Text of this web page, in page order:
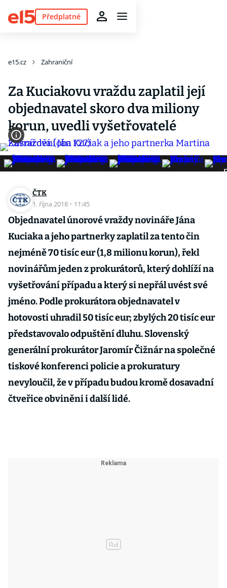
Předplatné
e15.cz Zahraniční
Za Kuciakovu vraždu zaplatil její
objednavatel skoro dva miliony
korun, uvedli vyšetřovatelé
ČTK
1. října 2018 · 11:45
Objednavatel únorové vraždy novináře Jána
Kuciaka a jeho partnerky zaplatil za tento čin
nejméně 70 tisíc eur (1,8 milionu korun), řekl
novinářům jeden z prokurátorů, který dohlíží na
vyšetřování případu a který si nepřál uvést své
jméno. Podle prokurátora objednavatel v
hotovosti uhradil 50 tisíc eur; zbylých 20 tisíc eur
představovalo odpuštění dluhu. Slovenský
generální prokurátor Jaromír Čižnár na společné
tiskové konferenci policie a prokuratury
nevyloučil, že v případu budou kromě dosavadní
čtveřice obviněni i další lidé.